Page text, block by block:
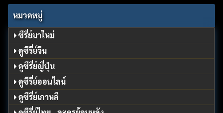
หมวดหมู่
ซีรี่ย์มาใหม่
ดูซีรี่ย์จีน
ดูซีรี่ย์ญี่ปุ่น
ดูซีรี่ย์ออนไลน์
ดูซีรี่ย์เกาหลี